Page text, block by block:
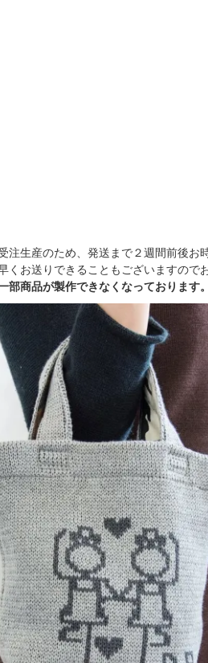
注生産のため、発送まで２週間前後
くお送りできることもございますので
部商品が製作できなくなっております。